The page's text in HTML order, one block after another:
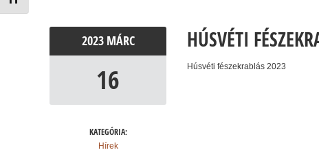
2023 MÁRC
16
KATEGÓRIA:
Hírek
HÚSVÉTI
Húsvéti fészekrablás 2023